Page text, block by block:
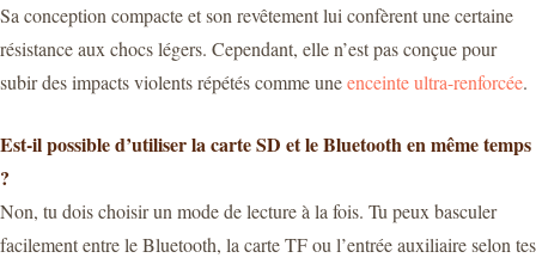
Sa conception compacte et son revêtement lui confèrent une certaine
résistance aux chocs légers. Cependant, elle n’est pas conçue pour
subir des impacts violents répétés comme uneenceinte ultra-renforcée.
Est-il possible d’utiliser la carte SD et le Bluetooth en même temps
?
Non, tu dois choisir un mode de lecture à la fois. Tu peux basculer
facilement entre le Bluetooth, la carte TF ou l’entrée auxiliaire selon tes